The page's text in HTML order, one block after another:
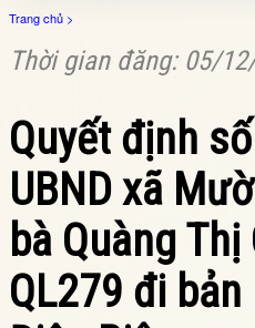
Trang chủ >
Thời gian đăng: 05/
Quyết định
UBND xã
bà Quàng
QL279 đi